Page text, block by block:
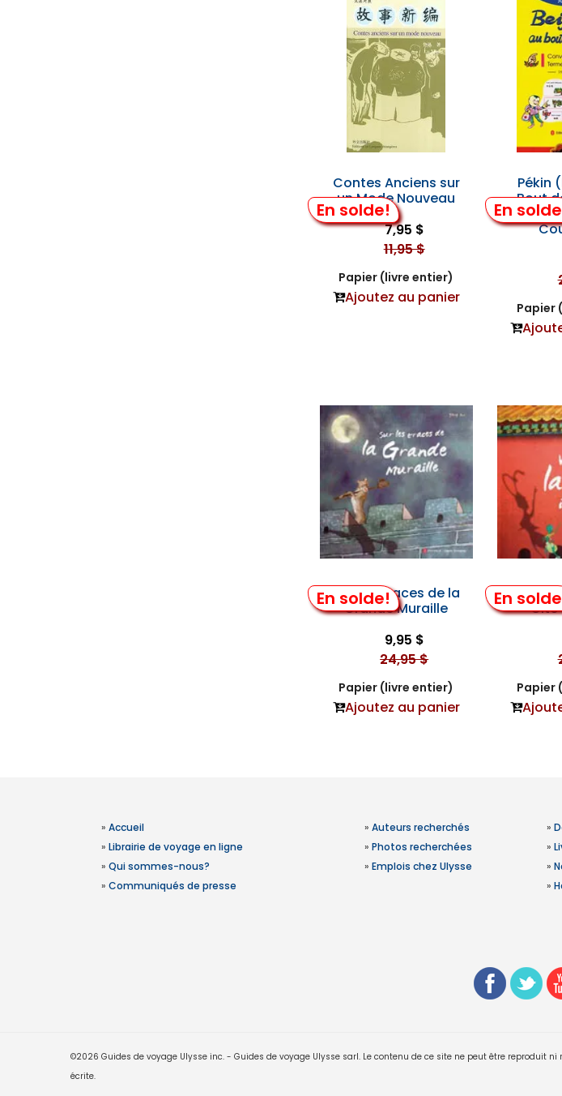
En solde!
Contes Anciens sur
un Mode Nouveau
7,95 $
11,95 $
Papier (livre entier)
Ajoutez au panier
En
Pékin
Bout
Papier
En solde!
Sur les Traces de la
Grande Muraille
9,95 $
24,95 $
Papier (livre entier)
Ajoutez au panier
EnVisite
Cité
Papier
» Accueil
» Librairie de voyage en ligne
» Qui sommes-nous?
» Communiqués de presse
» Auteurs recherchés
» Photos recherchées
» Emplois chez Ulysse
»
»
»
»
©2026 Guides de voyage Ulysse inc. - Guides de voyage Ulysse sarl. Le contenu de ce site ne peut être reproduit
écrite.